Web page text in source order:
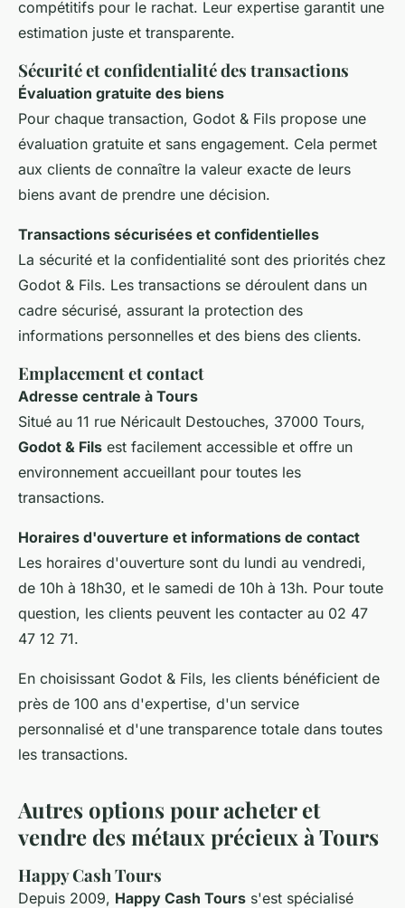
compétitifs pour le rachat. Leur expertise garantit une
estimation juste et transparente.
Sécurité et confidentialité des transactions
Évaluation gratuite des biens
Pour chaque transaction, Godot & Fils propose une
évaluation gratuite et sans engagement. Cela permet
aux clients de connaître la valeur exacte de leurs
biens avant de prendre une décision.
Transactions sécurisées et confidentielles
La sécurité et la confidentialité sont des priorités chez
Godot & Fils. Les transactions se déroulent dans un
cadre sécurisé, assurant la protection des
informations personnelles et des biens des clients.
Emplacement et contact
Adresse centrale à Tours
Situé au 11 rue Néricault Destouches, 37000 Tours,
Godot & Fils est facilement accessible et offre un
environnement accueillant pour toutes les
transactions.
Horaires d'ouverture et informations de contact
Les horaires d'ouverture sont du lundi au vendredi,
de 10h à 18h30, et le samedi de 10h à 13h. Pour toute
question, les clients peuvent les contacter au 02 47
47 12 71.
En choisissant Godot & Fils, les clients bénéficient de
près de 100 ans d'expertise, d'un service
personnalisé et d'une transparence totale dans toutes
les transactions.
Autres options pour acheter et
vendre des métaux précieux à Tours
Happy Cash Tours
Depuis 2009, Happy Cash Tours s'est spécialisé